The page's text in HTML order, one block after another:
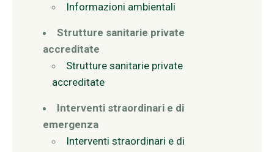
Informazioni ambientali
Strutture sanitarie private
accreditate
Strutture sanitarie private
accreditate
Interventi straordinari e di
emergenza
Interventi straordinari e di